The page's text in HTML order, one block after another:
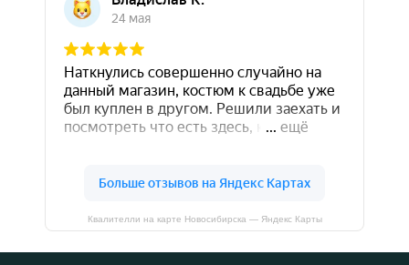
Квалителли на карте Новосибирска — Яндекс Карты